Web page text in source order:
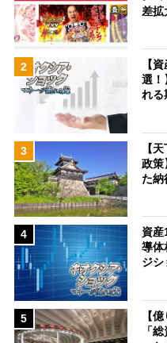
差
2
【
選！
れ
3
【
政策
た
4
資産
導
ジ
5
【
「